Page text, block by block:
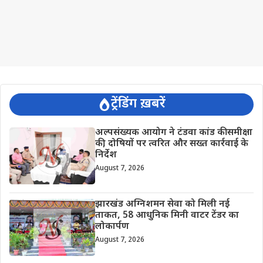
ट्रेंडिंग ख़बरें
अल्पसंख्यक आयोग ने टंडवा कांड की समीक्षा
की, दोषियों पर त्वरित और सख्त कार्रवाई के
निर्देश
August 7, 2026
झारखंड अग्निशमन सेवा को मिली नई
ताकत, 58 आधुनिक मिनी वाटर टेंडर का
लोकार्पण
August 7, 2026